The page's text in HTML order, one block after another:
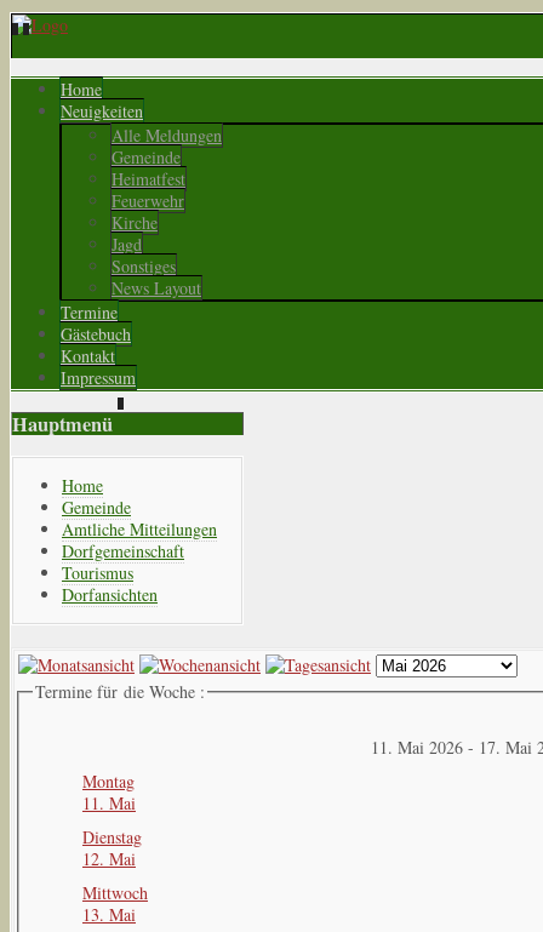
Home
Neuigkeiten
Alle Meldungen
Gemeinde
Heimatfest
Feuerwehr
Kirche
Jagd
Sonstiges
News Layout
Termine
Gästebuch
Kontakt
Impressum
Hauptmenü
Home
Gemeinde
Amtliche Mitteilungen
Dorfgemeinschaft
Tourismus
Dorfansichten
Termine für die Woche :
11. Mai 2026 - 17. Mai
Montag
11. Mai
Dienstag
12. Mai
Mittwoch
13. Mai